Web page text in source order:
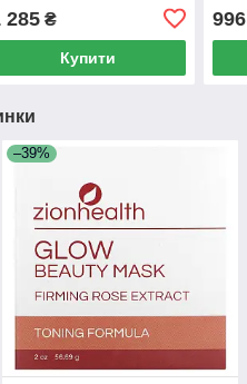
285₴
Купити
30
996
–39%